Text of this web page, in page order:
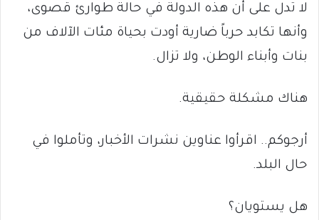
لا تدل على أن هذه الدولة في حالة طوارئ قصوى،
وأنها تكابد حرباً ضارية أودت بحياة مئات الآلاف من
بنات وأبناء الوطن، ولا تزال.
هناك مشكلة حقيقية.
أرجوكم.. اقرأوا عناوين نشرات الأخبار، وتأملوا في
حال البلد.
هل يستويان؟